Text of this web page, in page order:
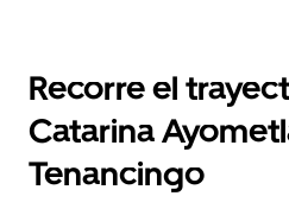
Recorre el
Catarina
Tenancingo